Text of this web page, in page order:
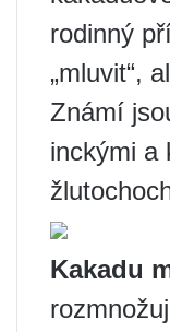
rodinný
„mluvit“,
Známí
inckými a
Kakadu